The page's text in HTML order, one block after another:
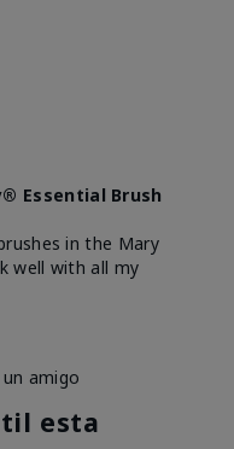
Essential Brush
in the Mary
well with all my
amigo
esta